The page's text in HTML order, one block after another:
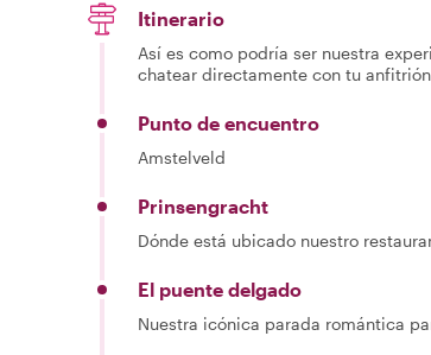
Itinerario
Así es como podría ser nuestra
chatear directamente con tu
Punto de encuentro
Amstelveld
Prinsengracht
Dónde está ubicado nuestro
El puente delgado
Nuestra icónica parada romántica